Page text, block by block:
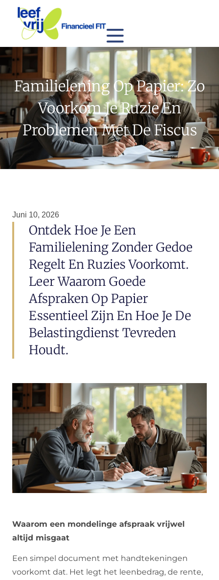
Familielening Op Papier: Zo
Voorkom Je Ruzie En
Problemen Met De Fiscus
Juni 10, 2026
Ontdek Hoe Je Een
Familielening Zonder Gedoe
Regelt En Ruzies Voorkomt.
Leer Waarom Goede
Afspraken Op Papier
Essentieel Zijn En Hoe Je De
Belastingdienst Tevreden
Houdt.
Waarom een mondelinge afspraak vrijwel
altijd misgaat
Een simpel document met handtekeningen
voorkomt dat. Het legt het leenbedrag, de rente,